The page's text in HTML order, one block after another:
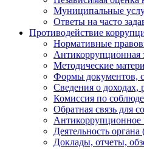
Муниципальные
Ответы на часто
Противодействие
Нормативные
Антикоррупционная
Методические
Формы документов,
Сведения о доходах,
Комиссия по
Обратная связь для
Антикоррупционное
Деятельность
Доклады, отчеты,